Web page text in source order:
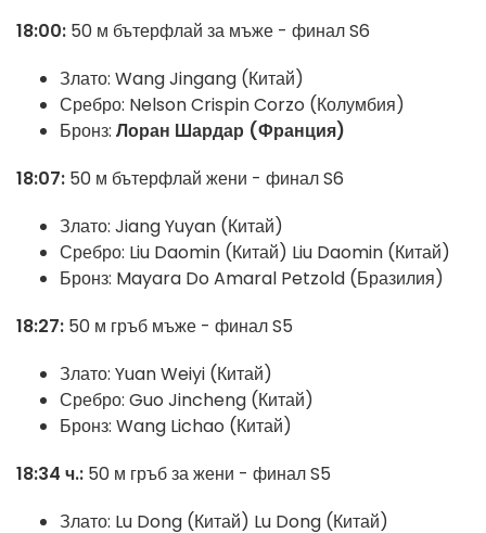
18:00: 50 м бътерфлай за мъже - финал S6
Злато: Wang Jingang (Китай)
Сребро: Nelson Crispin Corzo (Колумбия)
Бронз: Лоран Шардар (Франция)
18:07: 50 м бътерфлай жени - финал S6
Злато: Jiang Yuyan (Китай)
Сребро: Liu Daomin (Китай) Liu Daomin (Китай)
Бронз: Mayara Do Amaral Petzold (Бразилия)
18:27: 50 м гръб мъже - финал S5
Злато: Yuan Weiyi (Китай)
Сребро: Guo Jincheng (Китай)
Бронз: Wang Lichao (Китай)
18:34 ч.: 50 м гръб за жени - финал S5
Злато: Lu Dong (Китай) Lu Dong (Китай)